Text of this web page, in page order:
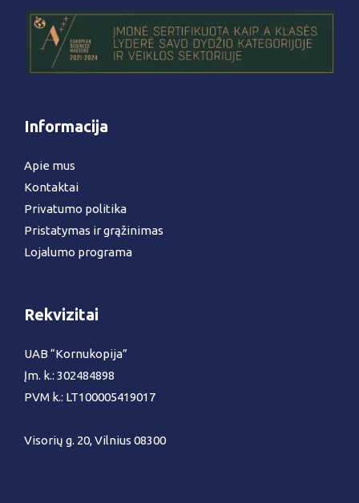
Informacija
Apie mus
Kontaktai
Privatumo politika
Pristatymas ir grąžinimas
Lojalumo programa
Rekvizitai
UAB “Kornukopija”
Įm. k.: 302484898
PVM k.: LT100005419017
Visorių g. 20, Vilnius 08300